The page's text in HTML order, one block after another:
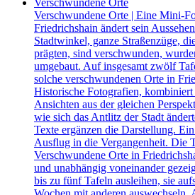
Verschwundene Orte
Verschwundene Orte | Eine Mini-
Friedrichshain ändert sein
Stadtwinkel, ganze Straßenzüge,
prägten, sind verschwunden,
umgebaut. Auf insgesamt zwölf
solche verschwundenen Orte in
Historische Fotografien,
Ansichten aus der gleichen
wie sich das Antlitz der Stadt
Texte ergänzen die Darstellung.
Ausflug in die Vergangenheit. Die
Verschwundene Orte in
und unabhängig voneinander
bis zu fünf Tafeln ausleihen, sie